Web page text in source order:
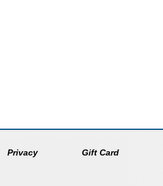
Privacy Gift Card